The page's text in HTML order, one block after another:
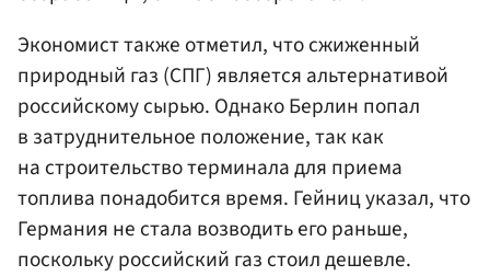
Экономист также отметил, что сжиженный
природный газ (СПГ) является альтернативой
российскому сырью. Однако Берлин попал
в затруднительное положение, так как
на строительство терминала для приема
топлива понадобится время. Гейниц указал, что
Германия не стала возводить его раньше,
поскольку российский газ стоил дешевле.